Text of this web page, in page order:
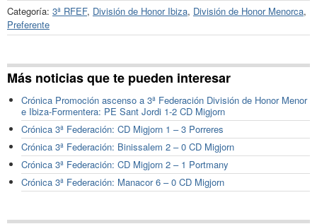
Categoría: 3ª RFEF, División de Honor Ibiza, División de Honor Menorca,
Preferente
Más noticias que te pueden interesar
Crónica Promoción ascenso a 3ª Federación División de Honor Menor
e Ibiza-Formentera: PE Sant Jordi 1-2 CD Migjorn
Crónica 3ª Federación: CD Migjorn 1 – 3 Porreres
Crónica 3ª Federación: Binissalem 2 – 0 CD Migjorn
Crónica 3ª Federación: CD Migjorn 2 – 1 Portmany
Crónica 3ª Federación: Manacor 6 – 0 CD Migjorn